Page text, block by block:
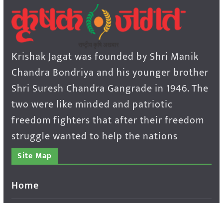
Krishak Jagat was founded by Shri Manik
Chandra Bondriya and his younger brother
Shri Suresh Chandra Gangrade in 1946. The
two were like minded and patriotic
freedom fighters that after their freedom
struggle wanted to help the nations
Site Map
Home